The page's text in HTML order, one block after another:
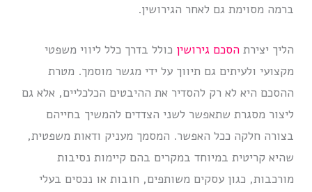
ברמה מסוימת גם לאחר הגירושין.
הליך יצירתהסכם גירושין כולל בדרך כלל ליווי משפטי
מקצועי ולעיתים גם תיווך על ידי מגשר מוסמך. מטרת
ההסכם היא לא רק להסדיר את ההיבטים הכלכליים, אלא גם
ליצור מסגרת שתאפשר לשני הצדדים להמשיך בחייהם
בצורה חלקה ככל האפשר. המסמך מעניק ודאות משפטית,
שהיא קריטית במיוחד במקרים בהם קיימות נסיבות
מורכבות, כגון עסקים משותפים, חובות או נכסים בעלי